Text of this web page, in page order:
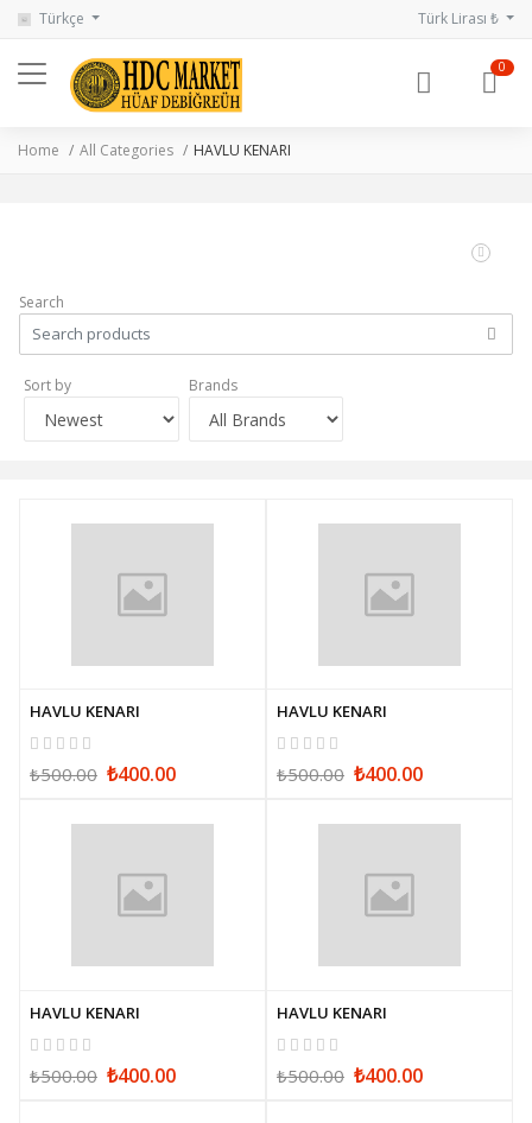
Türkçe Türk Lirası ₺
0
Home All Categories HAVLU KENARI
Search
Sort by Brands
HAVLU KENARI
₺500.00 ₺400.00
HAVLU KENARI
₺500.00 ₺400.00
HAVLU KENARI
₺500.00 ₺400.00
HAVLU KENARI
₺500.00 ₺400.00